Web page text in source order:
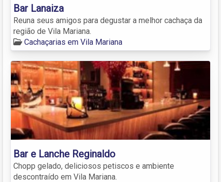
Bar Lanaiza
Reuna seus amigos para degustar a melhor cachaça da
região de Vila Mariana.
Cachaçarias em Vila Mariana
Bar e Lanche Reginaldo
Chopp gelado, deliciosos petiscos e ambiente
descontraído em Vila Mariana.